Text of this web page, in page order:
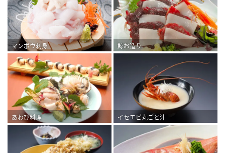
マンボウ刺身 鯨お造り
あわび料理 イセエビ丸ごと汁